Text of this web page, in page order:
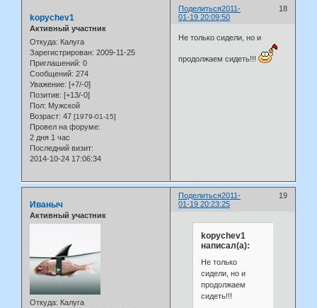
Поделиться 18
2011-
01-19 20:09:50
kopychev1
Активный участник
Откуда: Калуга
Зарегистрирован: 2009-11-25
Приглашений: 0
Сообщений: 274
Уважение: [+7/-0]
Позитив: [+13/-0]
Пол: Мужской
Возраст: 47 [1979-01-15]
Провел на форуме:
2 дня 1 час
Последний визит:
2014-10-24 17:06:34
Не только сидели, но и
продолжаем сидеть!!!
Поделиться 19
2011-
01-19 20:23:25
Иваныч
Активный участник
Откуда: Калуга
kopychev1
написал(а):
Не только
сидели, но и
продолжаем
сидеть!!!